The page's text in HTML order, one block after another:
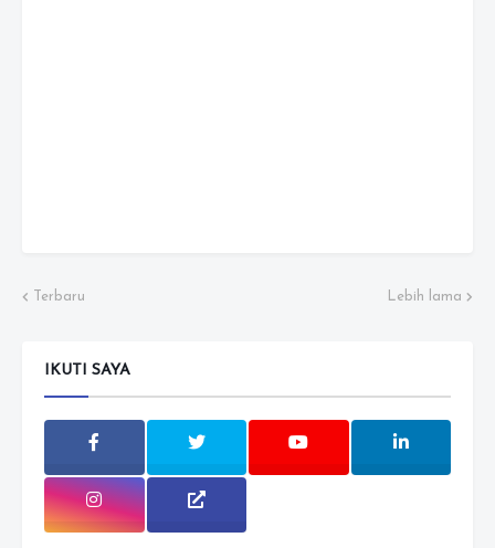
Terbaru Lebih lama
IKUTI SAYA